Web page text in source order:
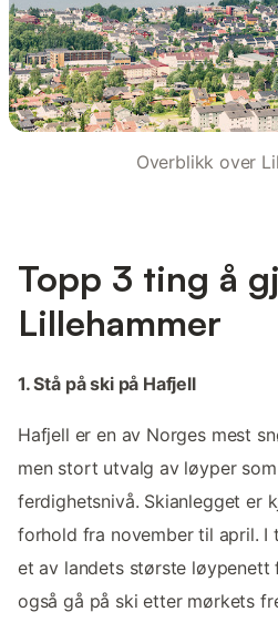
Overblikk over
Topp 3 ting å
Lillehammer
1. Stå på ski på Hafjell
Hafjell er en av Norges mest
men stort utvalg av løyper
ferdighetsnivå. Skianlegget er
forhold fra november til april. I
et av landets største løypenett
også gå på ski etter mørkets